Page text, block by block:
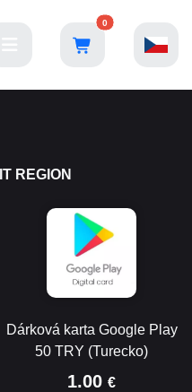
0
REGION
Dárková karta Google Play
50 TRY (Turecko)
1.00 €